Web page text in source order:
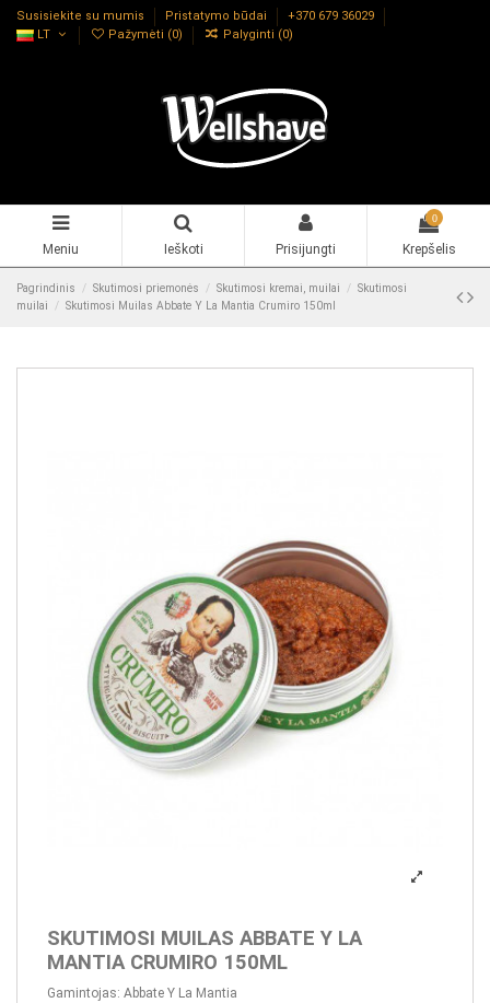
Susisiekite su mumis Pristatymo būdai
+370 679 36029
LT
Pažymėti (0) Palyginti (0)
Meniu Ieškoti Prisijungti
0
Krepšelis
Pagrindinis Skutimosi priemonės Skutimosi kremai, muilai
Skutimosi
muilai
Skutimosi Muilas Abbate Y La Mantia Crumiro 150ml
SKUTIMOSI MUILAS ABBATE Y LA
MANTIA CRUMIRO 150ML
Gamintojas: Abbate Y La Mantia